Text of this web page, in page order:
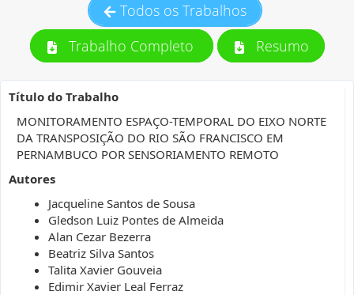
Todos os Trabalhos
Trabalho Completo
Resumo
Título do Trabalho
MONITORAMENTO ESPAÇO-TEMPORAL DO EIXO NORTE
DA TRANSPOSIÇÃO DO RIO SÃO FRANCISCO EM
PERNAMBUCO POR SENSORIAMENTO REMOTO
Autores
Jacqueline Santos de Sousa
Gledson Luiz Pontes de Almeida
Alan Cezar Bezerra
Beatriz Silva Santos
Talita Xavier Gouveia
Edimir Xavier Leal Ferraz